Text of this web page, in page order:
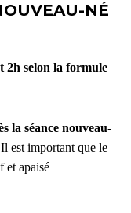
NÉ
2h selon la formule
la séance nouveau-
est important que le
et apaisé